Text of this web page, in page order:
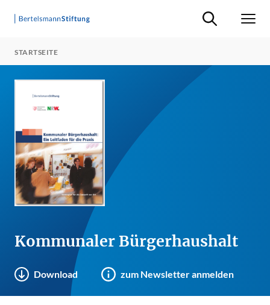
Suche ein-/
STARTSEITE
Kommunaler Bürgerhaushalt
Download zum Newsletter anmelden